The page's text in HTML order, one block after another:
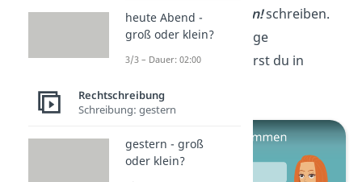
duHallo zusammen!schreiben.
Alles über die richtige
Schreibweise erfährst du in
heute Abend -
groß oder klein?
3/3 – Dauer: 02:00
Rechtschreibung
Schreibung: gestern
gestern - groß
oder klein?